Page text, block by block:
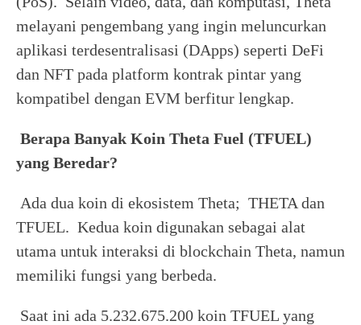
melayani pengembang yang ingin meluncurkan
aplikasi terdesentralisasi (DApps) seperti DeFi
dan NFT pada platform kontrak pintar yang
kompatibel dengan EVM berfitur lengkap.
Berapa Banyak Koin Theta Fuel (TFUEL)
yang Beredar?
Ada dua koin di ekosistem Theta; THETA dan
TFUEL. Kedua koin digunakan sebagai alat
utama untuk interaksi di blockchain Theta, namun
memiliki fungsi yang berbeda.
Saat ini ada 5.232.675.200 koin TFUEL yang